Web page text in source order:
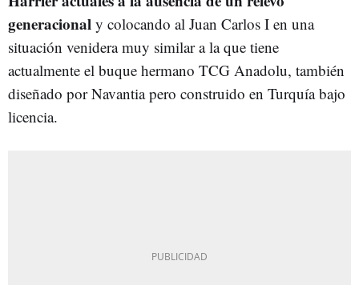
generacional y colocando al Juan Carlos I en una
situación venidera muy similar a la que tiene
actualmente el buque hermano TCG Anadolu, también
diseñado por Navantia pero construido en Turquía bajo
licencia.